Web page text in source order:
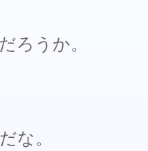
ろうか。
な。